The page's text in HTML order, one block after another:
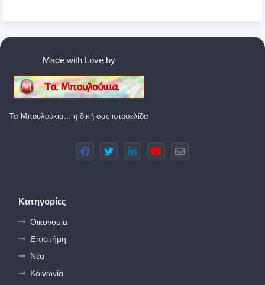
Made with Love by
Τα Μπουλούκια... η δική σας ιστοσελίδα
Κατηγορίες
Οικονομία
Επιστήμη
Νέα
Κοινωνία